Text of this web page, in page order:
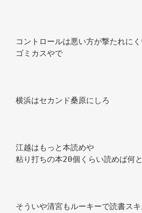
コントロールは悪い方が撃たれに
ゴミカスやで
横浜はセカンド桑原にしろ
江越はもっと本読めや
粘り打ちの本20個くらい読めば何
そういや清宮もルーキーで読書ス